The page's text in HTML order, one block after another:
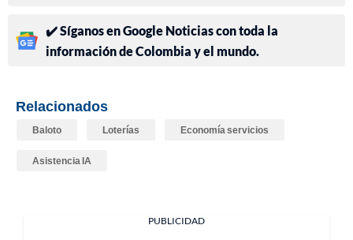
✔️ Síganos en Google Noticias con toda la
información de Colombia y el mundo.
Relacionados
Baloto Loterías Economía servicios
Asistencia IA
PUBLICIDAD